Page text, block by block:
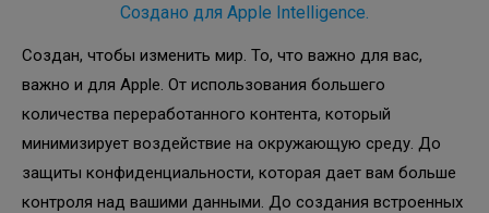
Создано для Apple Intelligence.
Создан, чтобы изменить мир. То, что важно для вас,
важно и для Apple. От использования большего
количества переработанного контента, который
минимизирует воздействие на окружающую среду. До
защиты конфиденциальности, которая дает вам больше
контроля над вашими данными. До создания встроенных